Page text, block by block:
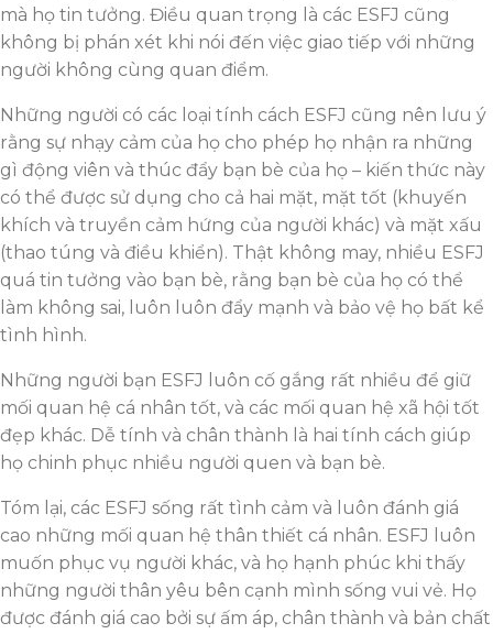
mà họ tin tưởng. Điều quan trọng là các ESFJ cũng
không bị phán xét khi nói đến việc giao tiếp với những
người không cùng quan điểm.
Những người có các loại tính cách ESFJ cũng nên lưu ý
rằng sự nhạy cảm của họ cho phép họ nhận ra những
gì động viên và thúc đẩy bạn bè của họ – kiến thức này
có thể được sử dụng cho cả hai mặt, mặt tốt (khuyến
khích và truyền cảm hứng của người khác) và mặt xấu
(thao túng và điều khiển). Thật không may, nhiều ESFJ
quá tin tưởng vào bạn bè, rằng bạn bè của họ có thể
làm không sai, luôn luôn đẩy mạnh và bảo vệ họ bất kể
tình hình.
Những người bạn ESFJ luôn cố gắng rất nhiều để giữ
mối quan hệ cá nhân tốt, và các mối quan hệ xã hội tốt
đẹp khác. Dễ tính và chân thành là hai tính cách giúp
họ chinh phục nhiều người quen và bạn bè.
Tóm lại, các ESFJ sống rất tình cảm và luôn đánh giá
cao những mối quan hệ thân thiết cá nhân. ESFJ luôn
muốn phục vụ người khác, và họ hạnh phúc khi thấy
những người thân yêu bên cạnh mình sống vui vẻ. Họ
được đánh giá cao bởi sự ấm áp, chân thành và bản chất